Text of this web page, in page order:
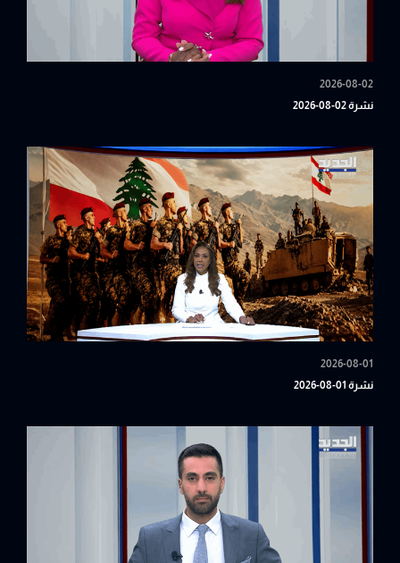
2026-08-02
نشرة 02-08-2026
2026-08-01
نشرة 01-08-2026